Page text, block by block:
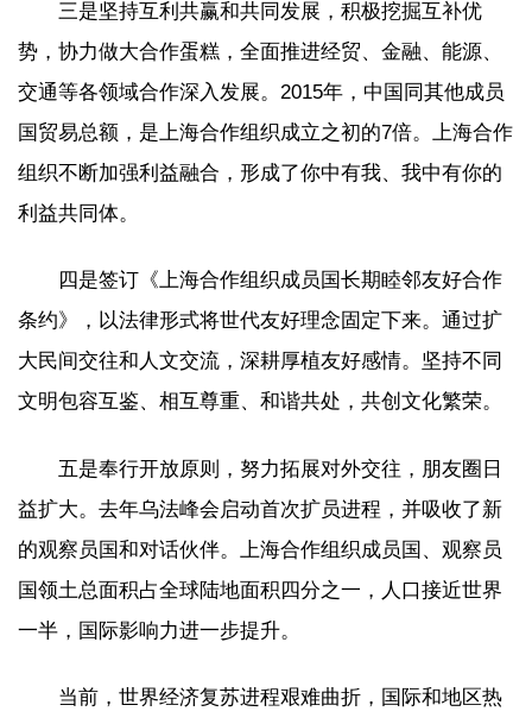
三是坚持互利共赢和共同发展，积极挖掘互补优
势，协力做大合作蛋糕，全面推进经贸、金融、能源、
交通等各领域合作深入发展。2015年，中国同其他成员
国贸易总额，是上海合作组织成立之初的7倍。上海合作
组织不断加强利益融合，形成了你中有我、我中有你的
利益共同体。
四是签订《上海合作组织成员国长期睦邻友好合作
条约》，以法律形式将世代友好理念固定下来。通过扩
大民间交往和人文交流，深耕厚植友好感情。坚持不同
文明包容互鉴、相互尊重、和谐共处，共创文化繁荣。
五是奉行开放原则，努力拓展对外交往，朋友圈日
益扩大。去年乌法峰会启动首次扩员进程，并吸收了新
的观察员国和对话伙伴。上海合作组织成员国、观察员
国领土总面积占全球陆地面积四分之一，人口接近世界
一半，国际影响力进一步提升。
当前，世界经济复苏进程艰难曲折，国际和地区热